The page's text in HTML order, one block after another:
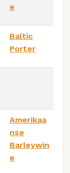
e
Baltic
Porter
Amerikaa
nse
Barleywin
e